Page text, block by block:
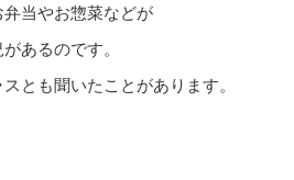
当やお惣菜などが
あるのです。
とも聞いたことがあります。